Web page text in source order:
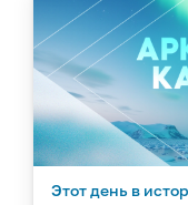
Этот день в